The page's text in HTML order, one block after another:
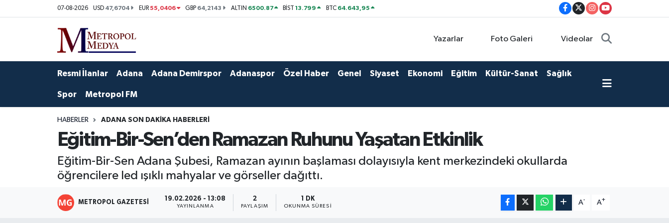
07-08-2026 USD 47,6704 EUR55,0406 GBP 64,2143 ALTIN 6500.87 BİST13.799 BTC 64.643,95
Yazarlar Foto Galeri Videolar
Resmi İlanlar Adana Adana Demirspor Adanaspor Özel Haber Genel Siyaset Ekonomi Eğitim Kültür-Sanat Sağlık
Spor Metropol FM
HABERLER ADANA SON DAKIKA HABERLERI
Eğitim-Bir-Sen’den Ramazan Ruhunu Yaşatan Etkinlik
Eğitim-Bir-Sen Adana Şubesi, Ramazan ayının başlaması dolayısıyla kent merkezindeki okullarda
öğrencilere led ışıklı mahyalar ve görseller dağıttı.
METROPOL GAZETESI 19.02.2026 - 13:08
YAYINLANMA
2
PAYLAŞIM
1 DK
OKUNMA SÜRESI
A- A+
Ekonomi
Özel Haberler
Yerel Yönetim
Yazarlar
Foto Galeri
Seyhan Nöbetçi Eczaneler
Seyhan Hava Durumu
Tüm Manşetler
Son Dakika Haberleri